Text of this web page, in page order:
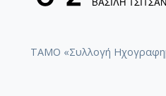
ΤΑΜΟ «Συλλογή